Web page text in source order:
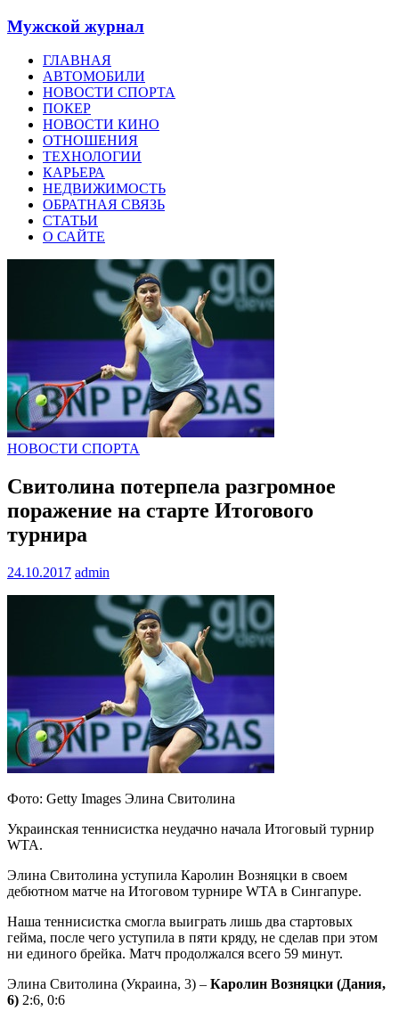
Мужской журнал
ГЛАВНАЯ
АВТОМОБИЛИ
НОВОСТИ СПОРТА
ПОКЕР
НОВОСТИ КИНО
ОТНОШЕНИЯ
ТЕХНОЛОГИИ
КАРЬЕРА
НЕДВИЖИМОСТЬ
ОБРАТНАЯ СВЯЗЬ
СТАТЬИ
О САЙТЕ
НОВОСТИ СПОРТА
Свитолина потерпела разгромное
поражение на старте Итогового
турнира
24.10.2017 admin
Фото: Getty Images Элина Свитолина
Украинская теннисистка неудачно начала Итоговый турнир
WTA.
Элина Свитолина уступила Каролин Возняцки в своем
дебютном матче на Итоговом турнире WTA в Сингапуре.
Наша теннисистка смогла выиграть лишь два стартовых
гейма, после чего уступила в пяти кряду, не сделав при этом
ни единого брейка. Матч продолжался всего 59 минут.
Элина Свитолина (Украина, 3) – Каролин Возняцки (Дания,
6) 2:6, 0:6